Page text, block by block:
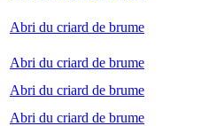
Abri du criard de brume
Abri du criard de brume
Abri du criard de brume
Abri du criard de brume